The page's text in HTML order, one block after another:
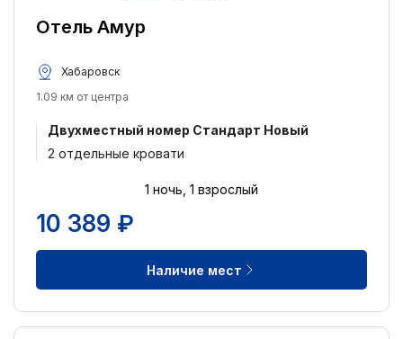
Отель Амур
Хабаровск
1.09 км от центра
Двухместный номер Стандарт Новый
2 отдельные кровати
1 ночь, 1 взрослый
10 389 ₽
Наличие мест